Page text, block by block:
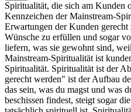
Spiritualität, die sich am Kunden
Kennzeichen der Mainstream-
Erwartungen der Kunden
Wünsche zu erfüllen und sogar
liefern, was sie gewohnt sind,
Mainstream-Spiritualität ist
Spiritualität. Spiritualität ist der
gerecht werden" ist der Aufbau
das sein, was du magst und was
beschissen findest, steigt sogar